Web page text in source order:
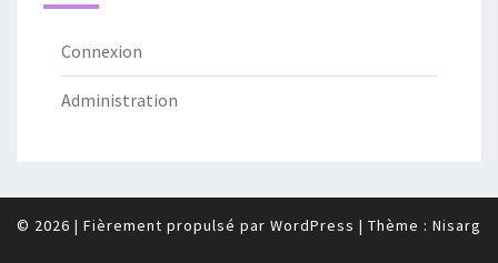
Connexion
Administration
© 2026 | Fièrement propulsé par WordPress | Thème : Nisarg